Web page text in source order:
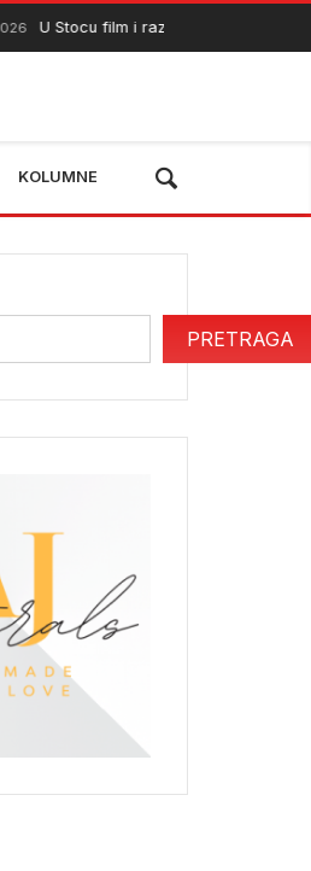
U Stocu film i razgovor o budućnosti
KOLUMNE
PRETRAGA